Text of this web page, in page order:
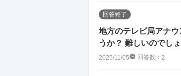
回答終了
地方のテレビ局アナ
うか？ 難しいのでし
2025/11/05 回答数： 2